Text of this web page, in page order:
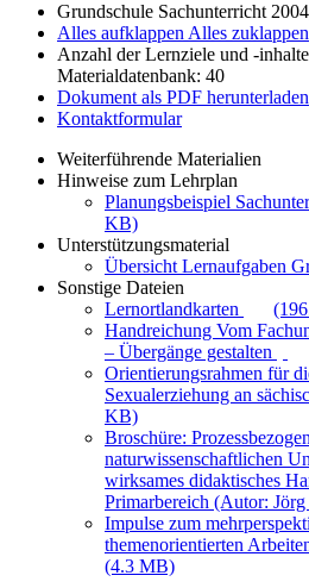
Grundschule Sachunterricht
Alles aufklappen Alles zuklappen
Anzahl der Lernziele und -
Materialdatenbank: 40
Dokument als PDF herunterladen
Kontaktformular
Weiterführende Materialien
Hinweise zum Lehrplan
Planungsbeispiel
KB)
Unterstützungsmaterial
Übersicht Lernaufgaben
Sonstige Dateien
Lernortlandkarten
Handreichung Vom
– Übergänge gestalten
Orientierungsrahmen für
Sexualerziehung an
KB)
Broschüre:
naturwissenschaftlichen
wirksames didaktisches
Primarbereich (Autor: Jörg
Impulse zum
themenorientierten
(4.3 MB)